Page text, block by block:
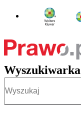
Wyszukiwarka